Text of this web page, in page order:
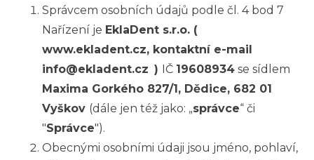
Správcem osobních údajů podle čl. 4 bod 7
Nařízení je EklaDent s.r.o. (
www.ekladent.cz, kontaktní e-mail
info@ekladent.cz ) IČ 19608934 se sídlem
Maxima Gorkého 827/1, Dědice, 682 01
Vyškov (dále jen též jako: „správce“ či
"Správce").
Obecnými osobními údaji jsou jméno, pohlaví,